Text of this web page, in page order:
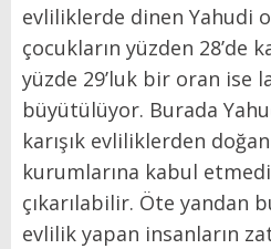
evliliklerde dinen Yahudi
çocukların yüzden 28’de
yüzde 29’luk bir oran ise
büyütülüyor. Burada
karışık evliliklerden
kurumlarına kabul
çıkarılabilir. Öte yandan
evlilik yapan insanların